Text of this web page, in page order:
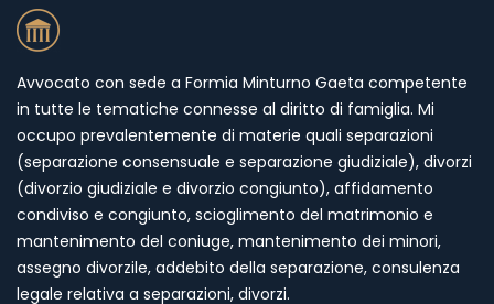
Avvocato con sede a Formia Minturno Gaeta competente
in tutte le tematiche connesse al diritto di famiglia. Mi
occupo prevalentemente di materie quali separazioni
(separazione consensuale e separazione giudiziale), divorzi
(divorzio giudiziale e divorzio congiunto), affidamento
condiviso e congiunto, scioglimento del matrimonio e
mantenimento del coniuge, mantenimento dei minori,
assegno divorzile, addebito della separazione, consulenza
legale relativa a separazioni, divorzi.